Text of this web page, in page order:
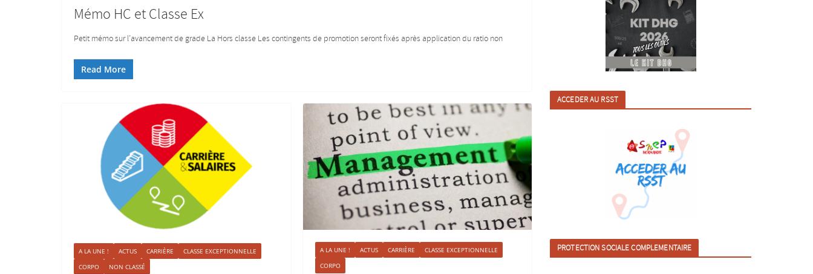
Mémo HC et Classe Ex
Petit mémo sur l’avancement de grade La Hors classe Les contingents de promotion seront fixés après application du ratio non
Read More
A LA UNE ! ACTUS CARRIÈRE
CLASSE EXCEPTIONNELLE
CORPO
NON CLASSÉ
A LA UNE ! ACTUS CARRIÈRE
CLASSE EXCEPTIONNELLE
CORPO
ACCEDER AU RSST
PROTECTION SOCIALE COMPLEMENTAIRE